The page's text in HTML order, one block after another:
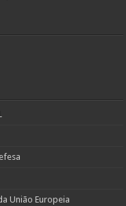
União Europeia